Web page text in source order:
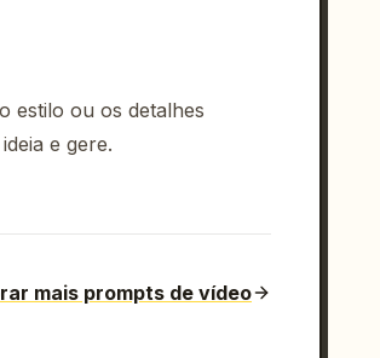
estilo ou os detalhes
e gere.
mais prompts de vídeo